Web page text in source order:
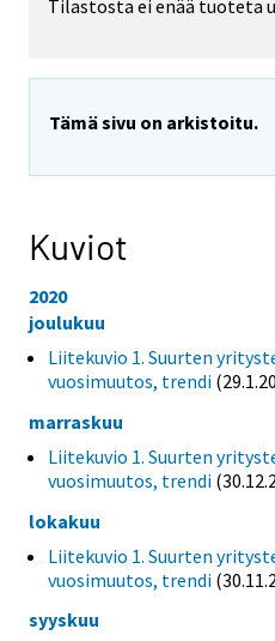
Tilastosta ei enää tuoteta
Tämä sivu on arkistoitu.
Kuviot
2020
joulukuu
Liitekuvio 1. Suurten
vuosimuutos, trendi
marraskuu
Liitekuvio 1. Suurten
vuosimuutos, trendi
lokakuu
Liitekuvio 1. Suurten
vuosimuutos, trendi
syyskuu